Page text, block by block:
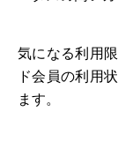
気になる利用
ド会員の利用
ます。